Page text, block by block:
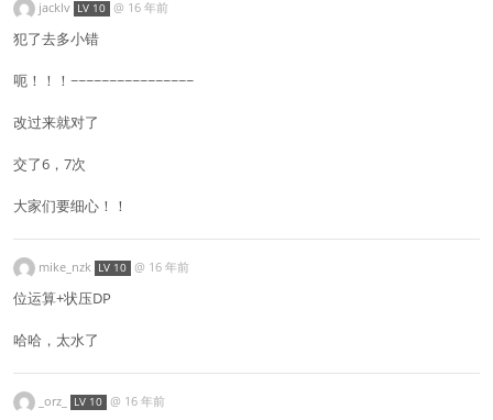
jacklv LV 10 @ 16 年前
犯了去多小错
呃！！！~~~~~~~~~~~~~~~~
改过来就对了
交了6，7次
大家们要细心！！
mike_nzk LV 10 @ 16 年前
位运算+状压DP
哈哈，太水了
_orz_ LV 10 @ 16 年前